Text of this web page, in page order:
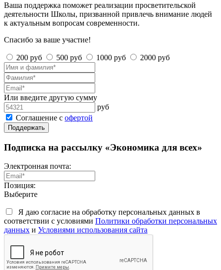
Ваша поддержка поможет реализации просветительской
деятельности Школы, призванной привлечь внимание людей
к актуальным вопросам современности.
Спасибо за ваше участие!
200 руб 500 руб 1000 руб 2000 руб
Или введите другую сумму
руб
Соглашение с офертой
Поддержать
Подписка на рассылку «Экономика для всех»
Электронная почта:
Позиция:
Выберите
Я даю согласие на обработку персональных данных в
соответствии с условиями Политики обработки персональных
данных и Условиями использования сайта